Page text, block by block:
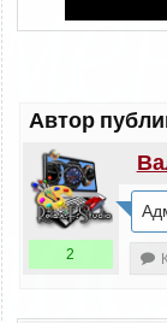
Автор
2